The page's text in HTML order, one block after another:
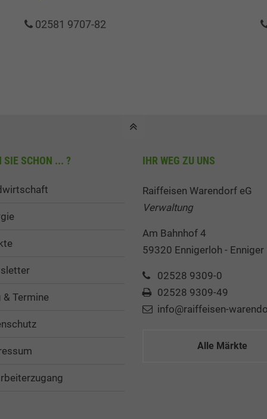
02581 9707-82
SIE SCHON ... ?
& Termine
IHR WEG ZU UNS
Raiffeisen Warendorf eG
Verwaltung
Am Bahnhof 4
59320 Ennigerloh - Enniger
02528 9309-0
02528 9309-49
info@raiffeisen-
Alle Märkte